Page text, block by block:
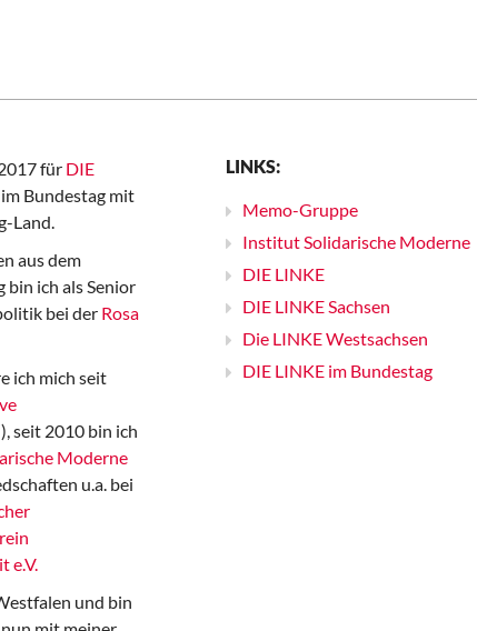
für DIE
Bundestag mit
Land.
aus dem
bin ich als Senior
bei der Rosa
ich mich seit
seit 2010 bin ich
Moderne
u.a. bei
e.V.
und bin
LINKS:
Memo-Gruppe
Institut Solidarische Moderne
DIE LINKE
DIE LINKE Sachsen
Die LINKE Westsachsen
DIE LINKE im Bundestag